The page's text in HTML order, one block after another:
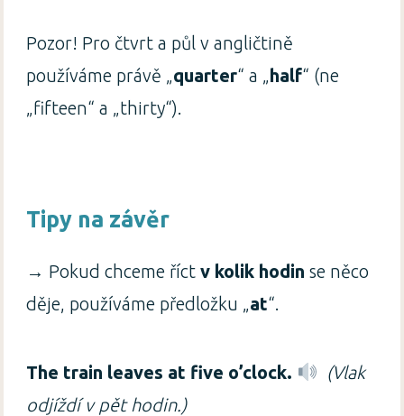
Pozor! Pro čtvrt a půl v angličtině
používáme právě „quarter“ a „half“ (ne
„fifteen“ a „thirty“).
Tipy na závěr
→ Pokud chceme říctv kolik hodin se něco
děje, používáme předložku „at“.
The train leaves at five o’clock.
(Vlak
odjíždí v pět hodin.)